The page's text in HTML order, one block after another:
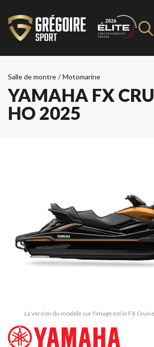
Salle de montre / Motomarine
YAMAHA FX
HO 2025
La version du modèle sur l'image est le FX